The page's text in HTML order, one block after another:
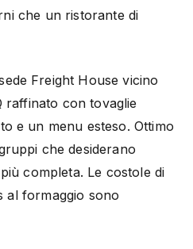
che un ristorante di
Freight House vicino
raffinato con tovaglie
e un menu esteso. Ottimo
che desiderano
completa. Le costole di
al formaggio sono